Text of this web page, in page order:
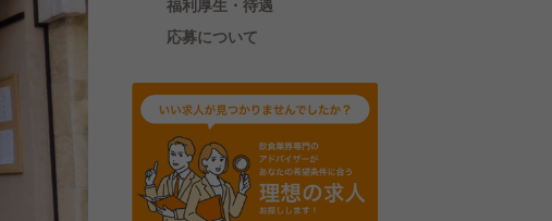
福利厚生・待遇
応募について